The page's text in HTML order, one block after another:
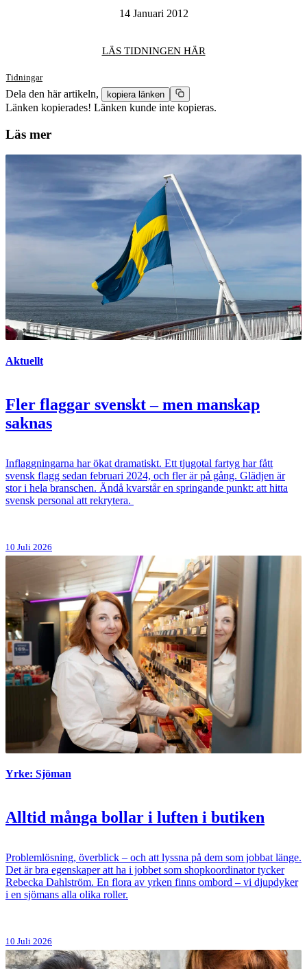
14 Januari 2012
LÄS TIDNINGEN HÄR
Tidningar
Dela den här artikeln, kopiera länken
Länken kopierades! Länken kunde inte kopieras.
Läs mer
Aktuellt
Fler flaggar svenskt – men manskap
saknas
Inflaggningarna har ökat dramatiskt. Ett tjugotal fartyg har fått
svensk flagg sedan februari 2024, och fler är på gång. Glädjen är
stor i hela branschen. Ändå kvarstår en springande punkt: att hitta
svensk personal att rekrytera.
10 Juli 2026
Yrke: Sjöman
Alltid många bollar i luften i butiken
Problemlösning, överblick – och att lyssna på dem som jobbat länge.
Det är bra egenskaper att ha i jobbet som shopkoordinator tycker
Rebecka Dahlström. En flora av yrken finns ombord – vi djupdyker
i en sjömans alla olika roller.
10 Juli 2026